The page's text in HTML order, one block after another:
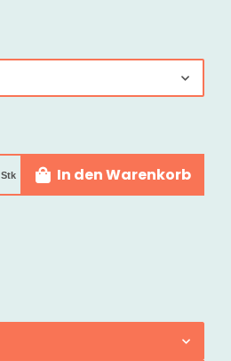
Stk In den Warenkorb